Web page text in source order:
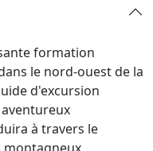
formation
le nord-ouest de la
d'excursion
à travers le